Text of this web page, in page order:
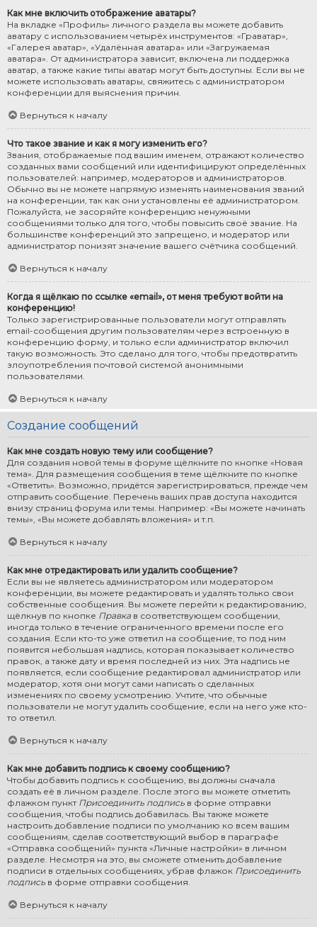
Как мне включить отображение аватары?
На вкладке «Профиль» личного раздела вы можете добавить
аватару с использованием четырёх инструментов: «Граватар»,
«Галерея аватар», «Удалённая аватара» или «Загружаемая
аватара». От администратора зависит, включена ли поддержка
аватар, а также какие типы аватар могут быть доступны. Если вы не
можете использовать аватары, свяжитесь с администратором
конференции для выяснения причин.
Вернуться к началу
Что такое звание и как я могу изменить его?
Звания, отображаемые под вашим именем, отражают количество
созданных вами сообщений или идентифицируют определённых
пользователей: например, модераторов и администраторов.
Обычно вы не можете напрямую изменять наименования званий
на конференции, так как они установлены её администратором.
Пожалуйста, не засоряйте конференцию ненужными
сообщениями только для того, чтобы повысить своё звание. На
большинстве конференций это запрещено, и модератор или
администратор понизят значение вашего счётчика сообщений.
Вернуться к началу
Когда я щёлкаю по ссылке «email», от меня требуют войти на
конференцию!
Только зарегистрированные пользователи могут отправлять
email-сообщения другим пользователям через встроенную в
конференцию форму, и только если администратор включил
такую возможность. Это сделано для того, чтобы предотвратить
злоупотребления почтовой системой анонимными
пользователями.
Вернуться к началу
Создание сообщений
Как мне создать новую тему или сообщение?
Для создания новой темы в форуме щёлкните по кнопке «Новая
тема». Для размещения сообщения в теме щёлкните по кнопке
«Ответить». Возможно, придётся зарегистрироваться, прежде чем
отправить сообщение. Перечень ваших прав доступа находится
внизу страниц форума или темы. Например: «Вы можете начинать
темы», «Вы можете добавлять вложения» и т.п.
Вернуться к началу
Как мне отредактировать или удалить сообщение?
Если вы не являетесь администратором или модератором
конференции, вы можете редактировать и удалять только свои
собственные сообщения. Вы можете перейти к редактированию,
щёлкнув по кнопке Правка в соответствующем сообщении,
иногда только в течение ограниченного времени после его
создания. Если кто-то уже ответил на сообщение, то под ним
появится небольшая надпись, которая показывает количество
правок, а также дату и время последней из них. Эта надпись не
появляется, если сообщение редактировал администратор или
модератор, хотя они могут сами написать о сделанных
изменениях по своему усмотрению. Учтите, что обычные
пользователи не могут удалить сообщение, если на него уже кто-
то ответил.
Вернуться к началу
Как мне добавить подпись к своему сообщению?
Чтобы добавить подпись к сообщению, вы должны сначала
создать её в личном разделе. После этого вы можете отметить
флажком пункт Присоединить подпись в форме отправки
сообщения, чтобы подпись добавилась. Вы также можете
настроить добавление подписи по умолчанию ко всем вашим
сообщениям, сделав соответствующий выбор в параграфе
«Отправка сообщений» пункта «Личные настройки» в личном
разделе. Несмотря на это, вы сможете отменить добавление
подписи в отдельных сообщениях, убрав флажок Присоединить
подпись в форме отправки сообщения.
Вернуться к началу